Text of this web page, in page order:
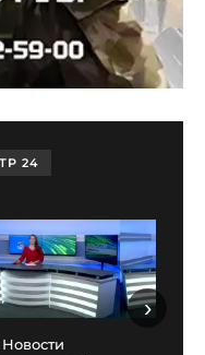
24
Новости
›